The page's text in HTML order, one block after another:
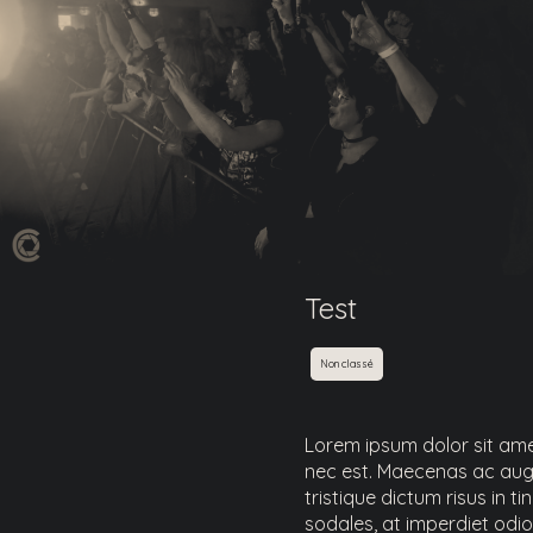
Test
Non classé
Lorem ipsum dolor sit
nec est. Maecenas ac
tristique dictum risus in
sodales, at imperdiet